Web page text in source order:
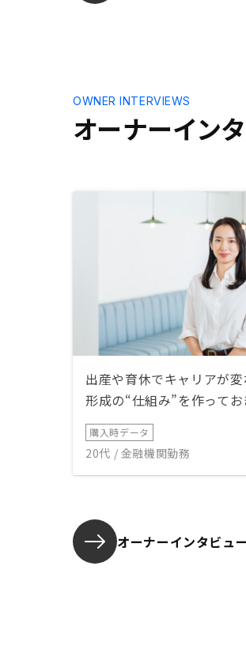
オーナーイン
OWNER INTERVIEWS
出産や育休でキャリアが
形成の“仕組み”を作ってお
購入時データ
20代 / 金融機関勤務
オーナーインタビュ